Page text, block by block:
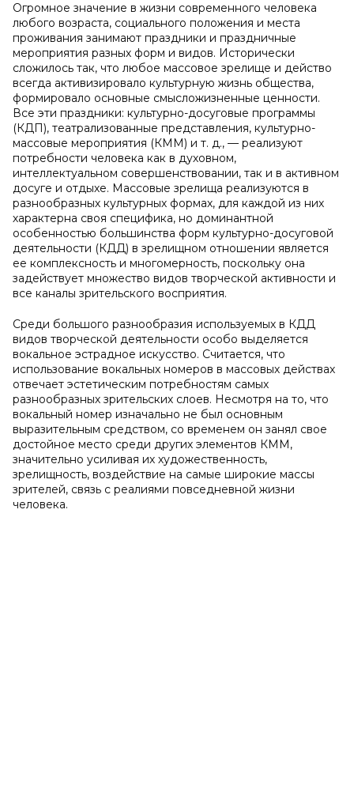
Огромное значение в жизни современного человека
любого возраста, социального положения и места
проживания занимают праздники и праздничные
мероприятия разных форм и видов. Исторически
сложилось так, что любое массовое зрелище и действо
всегда активизировало культурную жизнь общества,
формировало основные смысложизненные ценности.
Все эти праздники: культурно-досуговые программы
(КДП), театрализованные представления, культурно-
массовые мероприятия (КММ) и т. д., — реализуют
потребности человека как в духовном,
интеллектуальном совершенствовании, так и в активном
досуге и отдыхе. Массовые зрелища реализуются в
разнообразных культурных формах, для каждой из них
характерна своя специфика, но доминантной
особенностью большинства форм культурно-досуговой
деятельности (КДД) в зрелищном отношении является
ее комплексность и многомерность, поскольку она
задействует множество видов творческой активности и
все каналы зрительского восприятия.
Среди большого разнообразия используемых в КДД
видов творческой деятельности особо выделяется
вокальное эстрадное искусство. Считается, что
использование вокальных номеров в массовых действах
отвечает эстетическим потребностям самых
разнообразных зрительских слоев. Несмотря на то, что
вокальный номер изначально не был основным
выразительным средством, со временем он занял свое
достойное место среди других элементов КММ,
значительно усиливая их художественность,
зрелищность, воздействие на самые широкие массы
зрителей, связь с реалиями повседневной жизни
человека.